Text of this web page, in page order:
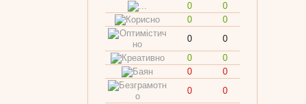
0
0
0
0
0
0
0
0
0
0
0
0